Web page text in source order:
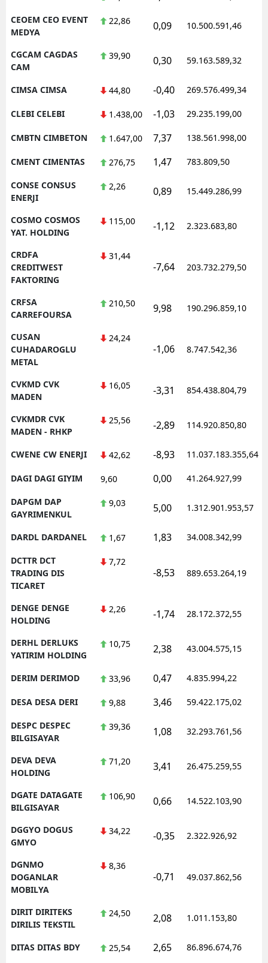
CEOEM CEO EVENT
MEDYA
22,86 0,09 10.500.591,46
CGCAM CAGDAS
CAM
39,90 0,30 59.163.589,32
CIMSA CIMSA 44,80 -0,40 269.576.499,34
CLEBI CELEBI 1.438,00 -1,03 29.235.199,00
CMBTN CIMBETON 1.647,00 7,37 138.561.998,00
CMENT CIMENTAS 276,75 1,47 783.809,50
CONSE CONSUS
ENERJI
2,26 0,89 15.449.286,99
COSMO COSMOS
YAT. HOLDING
115,00 -1,12 2.323.683,80
CRDFA
CREDITWEST
FAKTORING
31,44
-7,64 203.732.279,50
CRFSA
CARREFOURSA
210,50 9,98 190.296.859,10
CUSAN
CUHADAROGLU
METAL
24,24
-1,06 8.747.542,36
CVKMD CVK
MADEN
16,05 -3,31 854.438.804,79
CVKMDR CVK
MADEN - RHKP
25,56 -2,89 114.920.850,80
CWENE CW ENERJI 42,62 -8,93 11.037.183.355,64
DAGI DAGI GIYIM 9,60 0,00 41.264.927,99
DAPGM DAP
GAYRIMENKUL
9,03 5,00 1.312.901.953,57
DARDL DARDANEL 1,67 1,83 34.008.342,99
DCTTR DCT
TRADING DIS
TICARET
7,72
-8,53 889.653.264,19
DENGE DENGE
HOLDING
2,26 -1,74 28.172.372,55
DERHL DERLUKS
YATIRIM HOLDING
10,75 2,38 43.004.575,15
DERIM DERIMOD 33,96 0,47 4.835.994,22
DESA DESA DERI 9,88 3,46 59.422.175,02
DESPC DESPEC
BILGISAYAR
39,36 1,08 32.293.761,56
DEVA DEVA
HOLDING
71,20 3,41 26.475.259,55
DGATE DATAGATE
BILGISAYAR
106,90 0,66 14.522.103,90
DGGYO DOGUS
GMYO
34,22 -0,35 2.322.926,92
DGNMO
DOGANLAR
MOBILYA
8,36
-0,71 49.037.862,56
DIRIT DIRITEKS
DIRILIS TEKSTIL
24,50 2,08 1.011.153,80
DITAS DITAS BDY 25,54 2,65 86.896.674,76